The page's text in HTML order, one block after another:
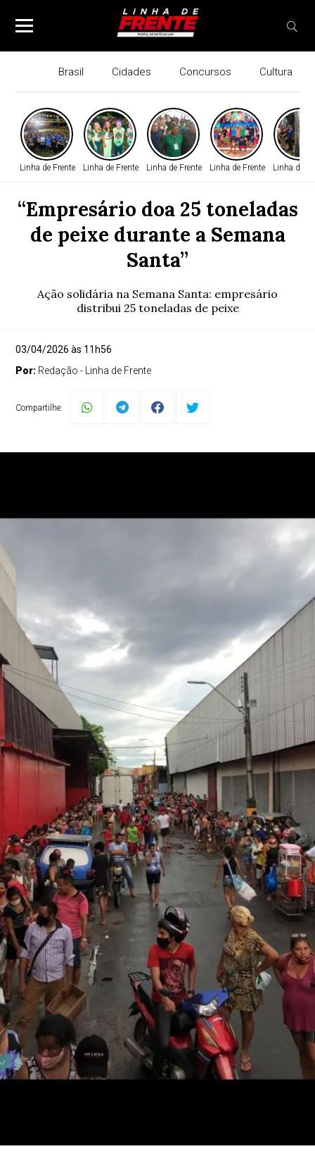
Brasil Cidades Concursos Cultura
Linha de Frente Linha de Frente Linha de Frente Linha de Frente Linha de
“Empresário doa 25 toneladas
de peixe durante a Semana
Santa”
Ação solidária na Semana Santa: empresário
distribui 25 toneladas de peixe
03/04/2026 às 11h56
Por: Redação - Linha de Frente
Compartilhe: